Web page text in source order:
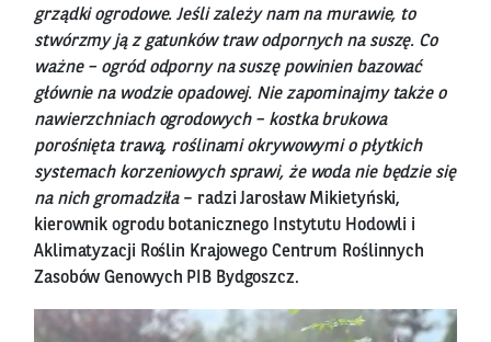
grządki ogrodowe. Jeśli zależy nam na murawie, to
stwórzmy ją z gatunków traw odpornych na suszę. Co
ważne – ogród odporny na suszę powinien bazować
głównie na wodzie opadowej. Nie zapominajmy także o
nawierzchniach ogrodowych – kostka brukowa
porośnięta trawą, roślinami okrywowymi o płytkich
systemach korzeniowych sprawi, że woda nie będzie się
na nich gromadziła– radzi Jarosław Mikietyński,
kierownik ogrodu botanicznego Instytutu Hodowli i
Aklimatyzacji Roślin Krajowego Centrum Roślinnych
Zasobów Genowych PIB Bydgoszcz.